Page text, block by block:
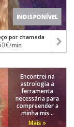
INDISPONÍVEL
por chamada
/min
Encontrei na
astrologia a
ferramenta
necessária para
compreender a
minha mis...
Mais